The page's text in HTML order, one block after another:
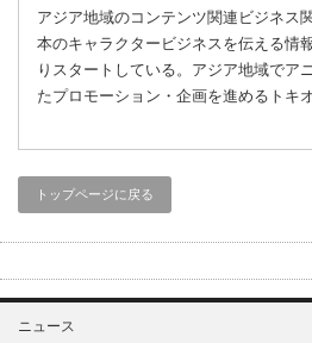
アジア地域のコンテンツ関連ビジネス
本のキャラクタービジネスを伝える情
りスタートしている。アジア地域でア
たプロモーション・企画を進めるトキ
トップページに戻る
ニュース